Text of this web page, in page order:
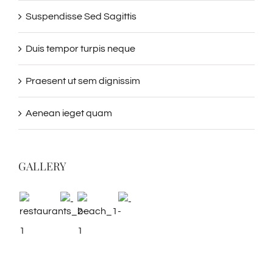
Suspendisse Sed Sagittis
Duis tempor turpis neque
Praesent ut sem dignissim
Aenean ieget quam
GALLERY